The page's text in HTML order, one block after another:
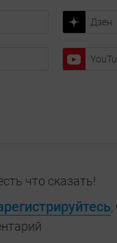
Дзен
что сказать!